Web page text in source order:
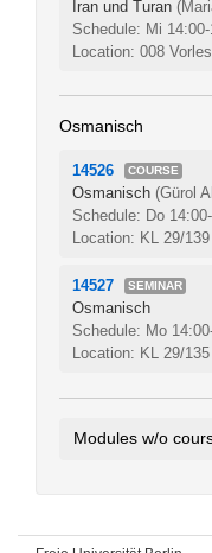
Iran und Turan
Schedule: Mi
Location: 008
Osmanisch
14526 COURSE
Osmanisch (Gürol
Schedule: Do
Location: KL 29/139
14527 SEMINAR
Osmanisch
Schedule: Mo
Location: KL 29/
Modules w/o
Turkologisches